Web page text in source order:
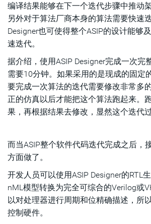
编译结果能够在下一个迭代步骤中推动
另外对于算法厂商本身的算法需要快速
Designer也可使得整个ASIP的设计能够
速迭代。
据介绍，使用ASIP Designer完成一次完
需要10分钟。如果采用的是现成的固定
要完成一次算法的迭代需要修改非常多
正的仿真以后才能把这个算法跑起来。
果，再根据结果去修改，显然这个迭代
而当ASIP整个软件代码迭代完成之后，
方面做了。
开发人员可以使用ASIP Designer的RTL
nML模型转换为完全可综合的Verilog或
以对处理器进行周期和位精确描述，所
控制硬件。